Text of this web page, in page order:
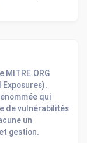
MITRE.ORG
qui
de vulnérabilités
un
gestion.